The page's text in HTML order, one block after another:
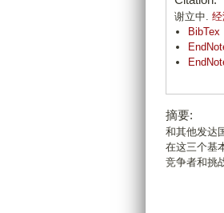
谢立中.
BibTex
摘要:
和其他发达
在这三个基
竞争者和挑